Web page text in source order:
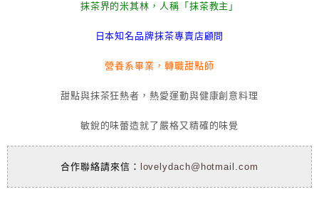
抹茶界的米其林，人稱「抹茶教主」
日本知名品牌抹茶專賣店顧問
營養系畢業，轉職甜點師
甜點與抹茶狂熱者，熱愛運動與健康創意料理
敏銳的味蕾造就了嚴格又精確的味覺
合作聯絡請來信： lovelydach@hotmail.com